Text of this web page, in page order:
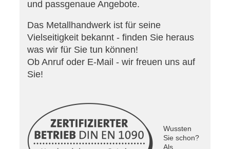
und passgenaue Angebote.
Das Metallhandwerk ist für seine
Vielseitigkeit bekannt - finden Sie heraus
was wir für Sie tun können!
Ob Anruf oder E-Mail - wir freuen uns auf
Sie!
Wussten
Sie schon?
Als